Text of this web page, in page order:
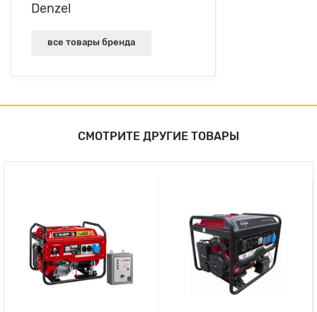
Denzel
все товары бренда
СМОТРИТЕ ДРУГИЕ ТОВАРЫ